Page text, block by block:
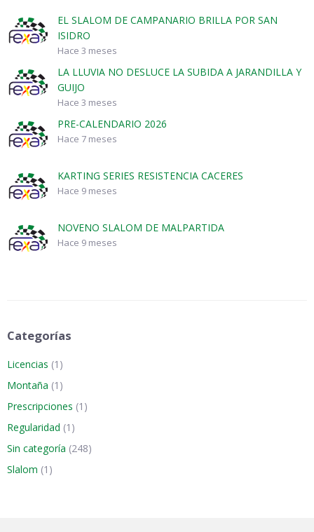
EL SLALOM DE CAMPANARIO BRILLA POR SAN
ISIDRO
Hace 3 meses
LA LLUVIA NO DESLUCE LA SUBIDA A JARANDILLA Y
GUIJO
Hace 3 meses
PRE-CALENDARIO 2026
Hace 7 meses
KARTING SERIES RESISTENCIA CACERES
Hace 9 meses
NOVENO SLALOM DE MALPARTIDA
Hace 9 meses
Categorías
Licencias (1)
Montaña (1)
Prescripciones (1)
Regularidad (1)
Sin categoría (248)
Slalom (1)